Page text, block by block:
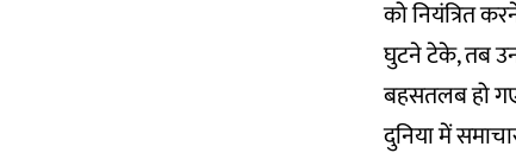
को नियंत्रित
घुटने टेके, तब
बहसतलब हो
दुनिया में